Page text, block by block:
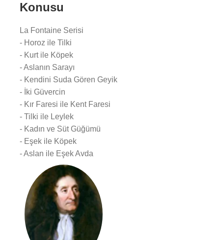
Konusu
La Fontaine Serisi
- Horoz ile Tilki
- Kurt ile Köpek
- Aslanın Sarayı
- Kendini Suda Gören Geyik
- İki Güvercin
- Kır Faresi ile Kent Faresi
- Tilki ile Leylek
- Kadın ve Süt Güğümü
- Eşek ile Köpek
- Aslan ile Eşek Avda